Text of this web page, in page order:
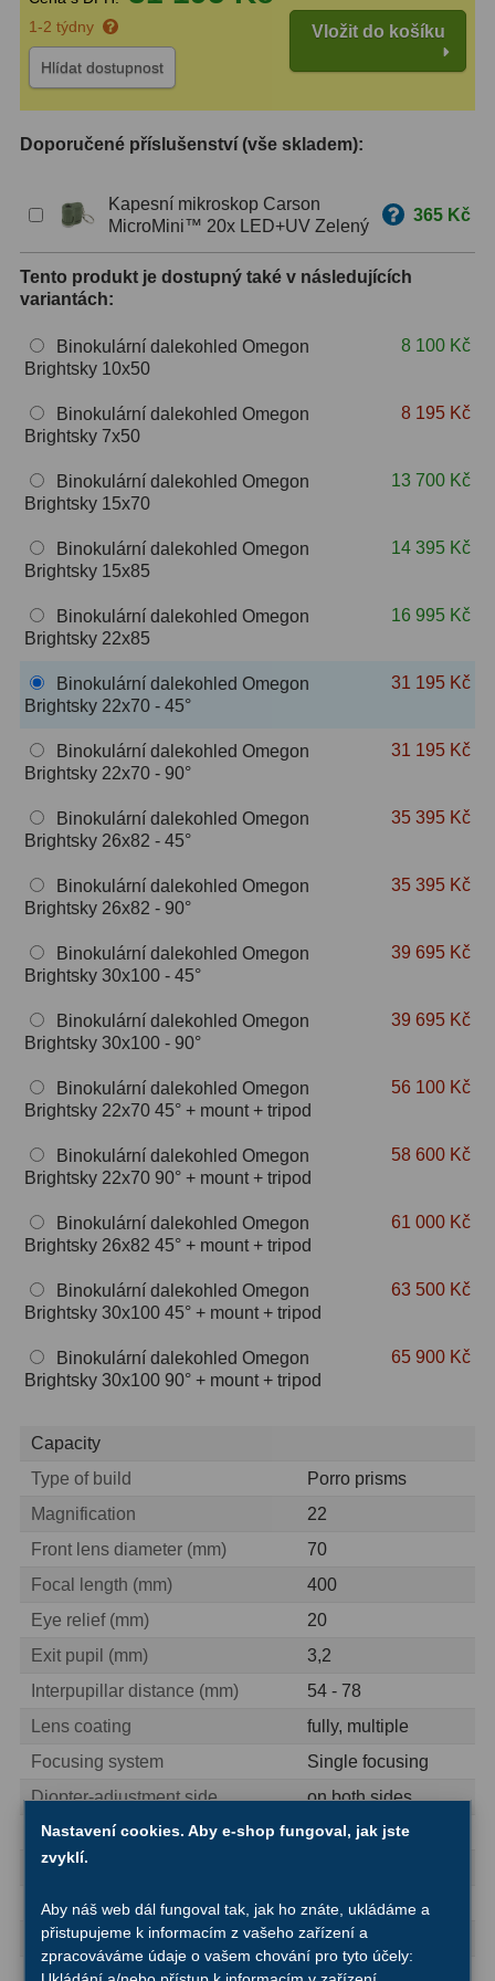
ZOOM12
ED a Flat Field12
Měřící, s mřížkou6
Doplňky
Filtry181
Sluneční 42
CLS a UHC18
Širokopásmové 13
OIII
Hβ6
SII 2
Barevné 66
Barlow čočky65
Barlow 3x12
Barlow 4x3
Barlow 5x 8
Převracecí
Hledáčky28
Optické hledáčky15
Sluneční hledáčky3
Úchyty a držáky hledáčků4
Příslušenství 54
Svítilny5
Binohlavy3
Ostatní1
Azimutální AZ5
Paralaktické EQ
Stativy a pilíře3
Objímky10
Motory a pohony
Závaží
1-2 týdny
Hlídat dostupnost
Vložit do košíku
Doporučené příslušenství (vše skladem):
Kapesní mikroskop Carson
MicroMini™ 20x LED+UV Zelený
365 Kč
Tento produkt je dostupný také v následujících
variantách:
Binokulární dalekohled Omegon
Brightsky 10x50
8 100 Kč
Binokulární dalekohled Omegon
Brightsky 7x50
8 195 Kč
Binokulární dalekohled Omegon
Brightsky 15x70
13 700 Kč
Binokulární dalekohled Omegon
Brightsky 15x85
14 395 Kč
Binokulární dalekohled Omegon
Brightsky 22x85
16 995 Kč
Binokulární dalekohled Omegon
Brightsky 22x70 - 45°
31 195 Kč
Binokulární dalekohled Omegon
Brightsky 22x70 - 90°
31 195 Kč
Binokulární dalekohled Omegon
Brightsky 26x82 - 45°
35 395 Kč
Binokulární dalekohled Omegon
Brightsky 26x82 - 90°
35 395 Kč
Binokulární dalekohled Omegon
Brightsky 30x100 - 45°
39 695 Kč
Binokulární dalekohled Omegon
Brightsky 30x100 - 90°
39 695 Kč
Binokulární dalekohled Omegon
Brightsky 22x70 45° + mount + tripod
56 100 Kč
Binokulární dalekohled Omegon
Brightsky 22x70 90° + mount + tripod
58 600 Kč
Binokulární dalekohled Omegon
Brightsky 26x82 45° + mount + tripod
61 000 Kč
Binokulární dalekohled Omegon
Brightsky 30x100 45° + mount + tripod
63 500 Kč
Binokulární dalekohled Omegon
Brightsky 30x100 90° + mount + tripod
65 900 Kč
Capacity
Type of build
Porro prisms
Magnification
22
Front lens diameter (mm)
70
Focal length (mm)
400
Eye relief (mm)
20
Exit pupil (mm)
3,2
Interpupillar distance (mm)
54 - 78
Lens coating
fully, multiple
Focusing system
Single focusing
Diopter-adjustment side
on both sides
Eyepiece cups
folding
Handle
Special features
Splash-proof
yes
Eyepieces for spectacle wearers
yes
Nastavení cookies. Aby e-shop fungoval, jak jste
zvyklí.
Aby náš web dál fungoval tak, jak ho znáte, ukládáme a
přistupujeme k informacím z vašeho zařízení a
zpracováváme údaje o vašem chování pro tyto účely: